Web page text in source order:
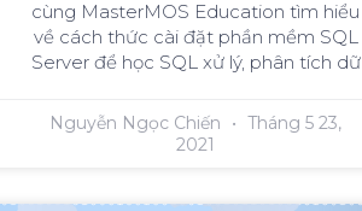
cùng MasterMOS Education tìm hiểu
về cách thức cài đặt phần mềm SQL
Server để học SQL xử lý, phân tích dữ
Nguyễn Ngọc Chiến
Tháng 5 23,
2021